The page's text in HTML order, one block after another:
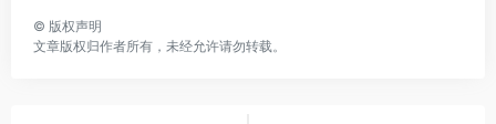
© 版权声明
文章版权归作者所有，未经允许请勿转载。